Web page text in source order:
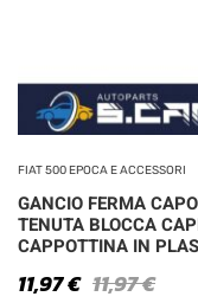
FIAT 500 EPOCA E ACCESSORI
GANCIO FERMA
TENUTA BLOCCA
CAPPOTTINA IN
11,97€
11,97€